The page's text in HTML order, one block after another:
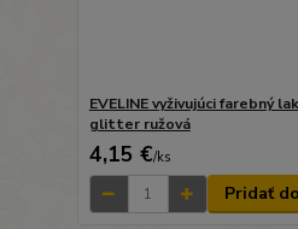
EVELINE vyživujúci farebný
glitter ružová
4,15 €/ks
Pridať